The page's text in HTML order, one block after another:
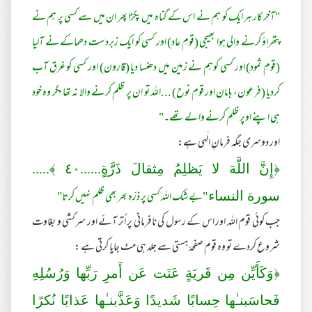
"آخر کار ہر ایک کو ہم نے اس کے گناہ میں پکڑا پھر ان میں سے کسی پر ہم نے
پتھراؤ کرنے والی ہوا بھیجی (قومِ عاد) اور کسی کو ایک زبردست دھماکے نے آلیا
(قومِ ثمود) اور کسی کوہم نے زمین میں دھنسا دیا (قارون) اور کسی کو غرقِ آب
کردیا (فرعون، ہامان اور قومِ نوح) ...اللہ تو ان پر ظلم کرنے والا نہ تھا مگر وہ خود
ہی اپنے اوپر ظلم کرنے والے تھے۔"
اور دوسری جگہ فرمانِ الٰہی ہے:
﴿إِنَّ اللَّهَ لا يَظلِمُ مِثقالَ ذَرَّ‌ةٍ...... ٤٠ ﴾.....
سورة النساء"بے شک اللہ کسی پر ذرّہ بھر بھی ظلم نہیں کرتا"
جب کوئی قوم اللہ اور اس کے رسول کی نافرمانی پر اُتر آئے اور سرکشی و بغاوت
شروع کردے تو وہ قوم صفحہٴ ہستی سے جلد ہی مٹ جایا کرتی ہے :
﴿وَكَأَيِّن مِن قَر‌يَةٍ عَتَت عَن أَمرِ‌ رَ‌بِّها وَرُ‌سُلِهِ
فَحاسَبنـٰها حِسابًا شَديدًا وَعَذَّبنـٰها عَذابًا نُكرً‌ا